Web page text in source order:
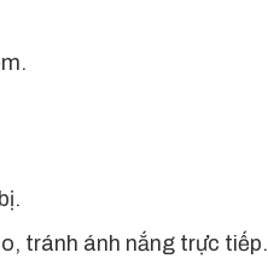
tránh ánh nắng trực tiếp.